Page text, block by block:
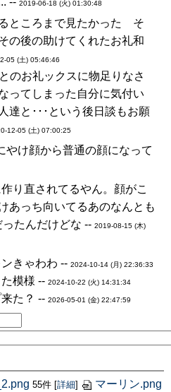
2019-06-18 (火) 01:30:48
ところまで見たかった そ
の後の助けてくれたお礼和
05 (土) 05:46:46
のお礼ックスに物足りなさ
ってしまった自分に気付い
達と･･･という後日談もお願
12-05 (土) 07:00:25
やけ顔から普通の顔になって
り直されてるやん。顔がこ
あっち向いてるあのなんとも
たんだけどな -- 2019-08-15 (木)
きゃわわ -- 2024-10-14 (月) 22:36:33
模様 -- 2024-10-22 (火) 14:31:34
た？ -- 2026-05-01 (金) 22:47:59
55件 [詳細] マーリン.png